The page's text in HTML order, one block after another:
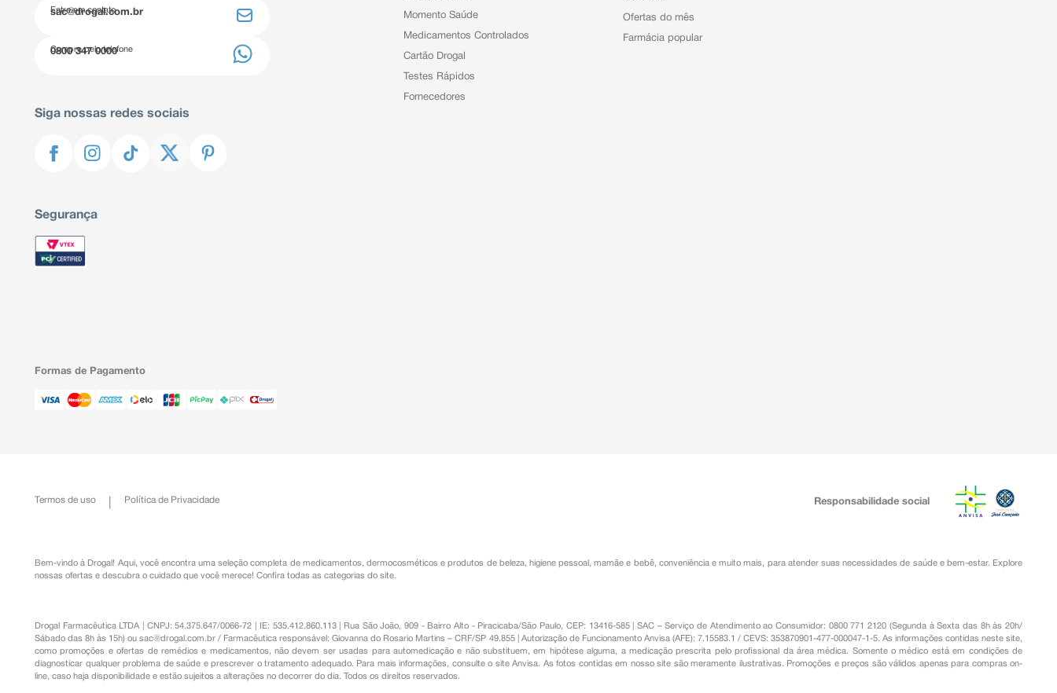
Entre em contato
sac@drogal.com.br
Compre pelo telefone
0800 347 0000
Siga nossas redes sociais
Segurança
Momento Saúde
Medicamentos Controlados
Cartão Drogal
Testes Rápidos
Fornecedores
Ofertas do mês
Farmácia popular
Formas de Pagamento
Termos de uso Política de Privacidade Responsabilidade social
Bem-vindo à Drogal! Aqui, você encontra uma seleção completa de medicamentos ,dermocosméticos e produtos de beleza, higiene pessoal ,mamãe e bebê, conveniênciae muito mais, para atender suas necessidades de saúde e bem-estar. Explore
nossas ofertas e descubra o cuidado que você merece! Confira todas as categorias do site.
Drogal Farmacêutica LTDA | CNPJ: 54.375.647/0066-72 | IE: 535.412.860.113 | Rua São João, 909 - Bairro Alto - Piracicaba/São Paulo, CEP: 13416-585 | SAC – Serviço de Atendimento ao Consumidor: 0800 771 2120 (Segunda à Sexta das 8h às 20h/
Sábado das 8h às 15h) ousac@drogal.com.br / Farmacêutica responsável: Giovanna do Rosario Martins – CRF/SP 49.855 | Autorização de Funcionamento Anvisa (AFE): 7.15583.1 / CEVS: 353870901-477-000047-1-5. As informações contidas neste site,
como promoções e ofertas de remédios e medicamentos, não devem ser usadas para automedicação e não substituem, em hipótese alguma, a medicação prescrita pelo profissional da área médica. Somente o médico está em condições de
diagnosticar qualquer problema de saúde e prescrever o tratamento adequado. Para mais informações, consulte o site Anvisa. As fotos contidas em nosso site são meramente ilustrativas. Promoções e preços são válidos apenas para compras on-
line, caso haja disponibilidade e estão sujeitos a alterações no decorrer do dia. Todos os direitos reservados.